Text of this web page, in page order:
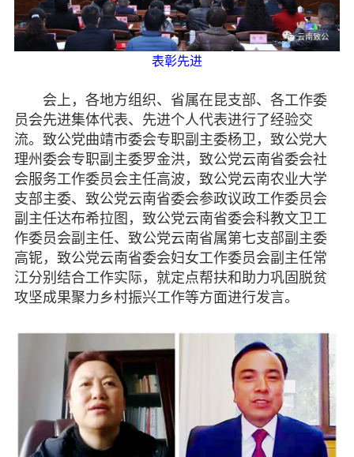
表彰先进
会上，各地方组织、省属在昆支部、各工作委
员会先进集体代表、先进个人代表进行了经验交
流。致公党曲靖市委会专职副主委杨卫，致公党大
理州委会专职副主委罗金洪，致公党云南省委会社
会服务工作委员会主任高波，致公党云南农业大学
支部主委、致公党云南省委会参政议政工作委员会
副主任达布希拉图，致公党云南省委会科教文卫工
作委员会副主任、致公党云南省属第七支部副主委
高铌，致公党云南省委会妇女工作委员会副主任常
江分别结合工作实际，就定点帮扶和助力巩固脱贫
攻坚成果聚力乡村振兴工作等方面进行发言。